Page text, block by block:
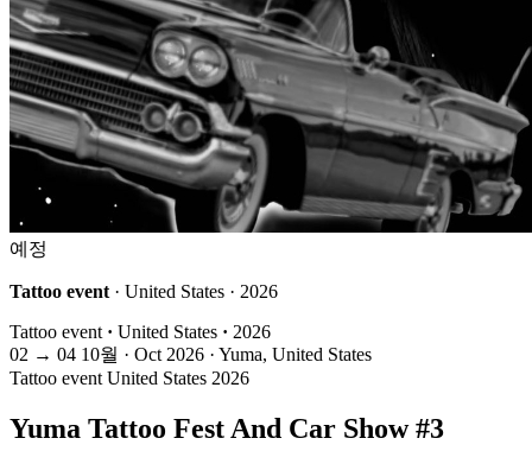
예정
Tattoo event · United States · 2026
Tattoo event · United States · 2026
02 → 04 10월 · Oct 2026 · Yuma, United States
Tattoo event United States 2026
Yuma Tattoo Fest And Car Show #3